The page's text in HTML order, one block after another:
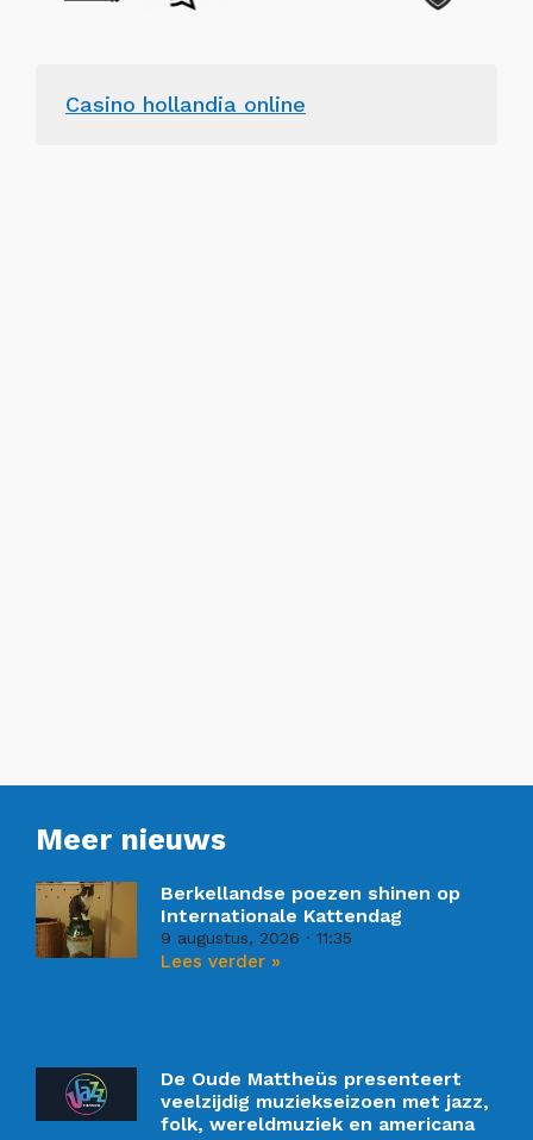
Casino hollandia online
Meer nieuws
Berkellandse poezen shinen op
Internationale Kattendag
9 augustus, 2026 11:35
Lees verder »
De Oude Mattheüs presenteert
veelzijdig muziekseizoen met jazz,
folk, wereldmuziek en americana